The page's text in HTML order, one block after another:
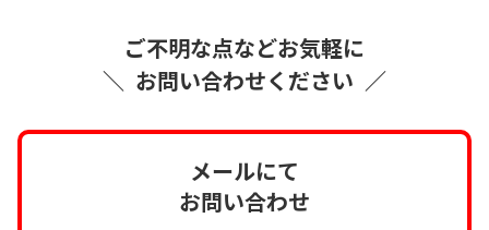
＼
ご不明な点などお気軽に
お問い合わせください ／
メールにて
お問い合わせ